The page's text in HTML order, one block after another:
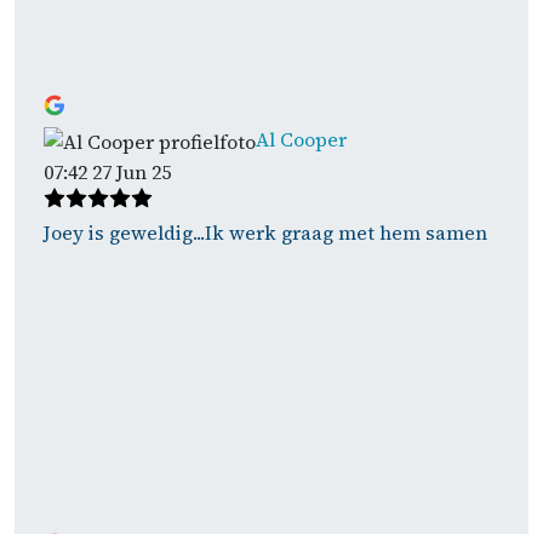
Al Cooper
07:42 27 Jun 25
Joey is geweldig...Ik werk graag met hem samen